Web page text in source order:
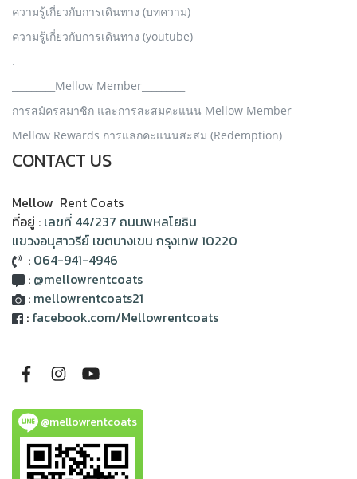
ความรู้เกี่ยวกับการเดินทาง (บทความ)
ความรู้เกี่ยวกับการเดินทาง (youtube)
.
_________Mellow Member_________
การสมัครสมาชิก และการสะสมคะแนน Mellow Member
Mellow Rewards การแลกคะแนนสะสม (Redemption)
CONTACT US
Mellow Rent Coats
ที่อยู่ : เลขที่ 44/237 ถนนพหลโยธิน
แขวงอนุสาวรีย์ เขตบางเขน กรุงเทพ 10220
: 064-941-4946
: @mellowrentcoats
: mellowrentcoats21
: facebook.com/Mellowrentcoats
@mellowrentcoats